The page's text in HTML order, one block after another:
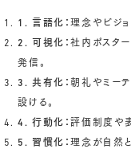
1. 言語化：理念やビジ
2. 可視化：社内ポスター
発信。
3. 共有化：朝礼やミー
設ける。
4. 行動化： 評価制度や
5. 習慣化：理念が自然と